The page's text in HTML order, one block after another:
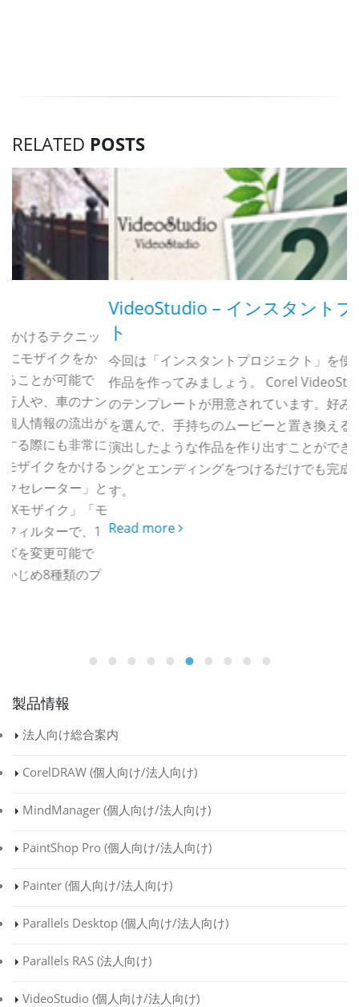
RELATED POSTS
VideoStudio – インスタントプロジェク
ト
今回は「インスタントプロジェクト」を使って手軽に動画
作品を作ってみましょう。 Corel VideoStudioでは、多く
のテンプレートが用意されています。好みのテンプレート
を選んで、手持ちのムービーと置き換えるだけで、プロが
演出したような作品を作り出すことができます。オープニ
ングとエンディングをつけるだけでも完成度は段違いで
す。
Read more
製品情報
法人向け総合案内
CorelDRAW (個人向け/法人向け)
MindManager (個人向け/法人向け)
PaintShop Pro (個人向け/法人向け)
Painter (個人向け/法人向け)
Parallels Desktop (個人向け/法人向け)
Parallels RAS (法人向け)
VideoStudio (個人向け/法人向け)